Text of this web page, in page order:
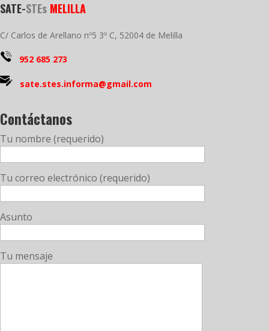
SATE-STEs MELILLA
C/ Carlos de Arellano nº5 3º C, 52004 de Melilla
952 685 273
sate.stes.informa@gmail.com
Contáctanos
Tu nombre (requerido)
Tu correo electrónico (requerido)
Asunto
Tu mensaje